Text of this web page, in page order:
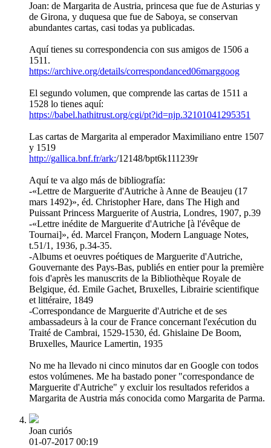
Joan: de Margarita de Austria, princesa que fue de Asturias y
de Girona, y duquesa que fue de Saboya, se conservan
abundantes cartas, casi todas ya publicadas.
Aquí tienes su correspondencia con sus amigos de 1506 a
1511.
https://archive.org/details/correspondanced06marggoog
El segundo volumen, que comprende las cartas de 1511 a
1528 lo tienes aquí:
https://babel.hathitrust.org/cgi/pt?id=njp.32101041295351
Las cartas de Margarita al emperador Maximiliano entre 1507
y 1519
http://gallica.bnf.fr/ark:/12148/bpt6k111239r
Aquí te va algo más de bibliografía:
-«Lettre de Marguerite d'Autriche à Anne de Beaujeu (17
mars 1492)», éd. Christopher Hare, dans The High and
Puissant Princess Marguerite of Austria, Londres, 1907, p.39
-«Lettre inédite de Marguerite d'Autriche [à l'évêque de
Tournai]», éd. Marcel Françon, Modern Language Notes,
t.51/1, 1936, p.34-35.
-Albums et oeuvres poétiques de Marguerite d'Autriche,
Gouvernante des Pays-Bas, publiés en entier pour la première
fois d'après les manuscrits de la Bibliothèque Royale de
Belgique, éd. Emile Gachet, Bruxelles, Librairie scientifique
et littéraire, 1849
-Correspondance de Marguerite d'Autriche et de ses
ambassadeurs à la cour de France concernant l'exécution du
Traité de Cambrai, 1529-1530, éd. Ghislaine De Boom,
Bruxelles, Maurice Lamertin, 1935
No me ha llevado ni cinco minutos dar en Google con todos
estos volúmenes. Me ha bastado poner "correspondance de
Marguerite d'Autriche" y excluir los resultados referidos a
Margarita de Austria más conocida como Margarita de Parma.
Joan curiós
01-07-2017 00:19